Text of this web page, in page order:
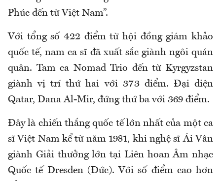
Phúc đến từ Việt Nam”.
Với tổng số 422 điểm từ hội đồng giám khảo
quốc tế, nam ca sĩ đã xuất sắc giành ngôi quán
quân. Tam ca Nomad Trio đến từ Kyrgyzstan
giành vị trí thứ hai với 373 điểm. Đại diện
Qatar, Dana Al-Mir, đứng thứ ba với 369 điểm.
Đây là chiến thắng quốc tế lớn nhất của một ca
sĩ Việt Nam kể từ năm 1981, khi nghệ sĩ Ái Vân
giành Giải thưởng lớn tại Liên hoan Âm nhạc
Quốc tế Dresden (Đức). Với số điểm cao hơn